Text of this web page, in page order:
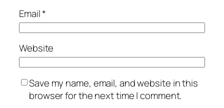
Email*
Website
Save my name, email, and website in this
browser for the next time I comment.